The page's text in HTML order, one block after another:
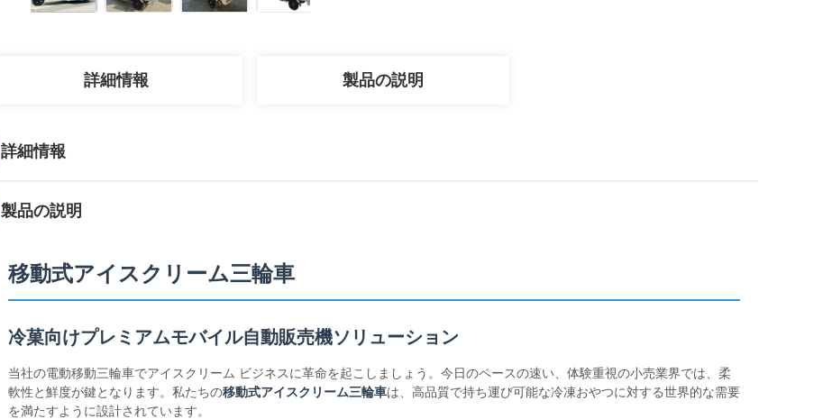
詳細情報 製品の説明
詳細情報
製品の説明
移動式アイスクリーム三輪車
冷菓向けプレミアムモバイル自動販売機ソリューション
当社の電動移動三輪車でアイスクリーム ビジネスに革命を起こしましょう。今日のペースの速い、体験重視の小売業界では、柔
軟性と鮮度が鍵となります。私たちの移動式アイスクリーム三輪車は、高品質で持ち運び可能な冷凍おやつに対する世界的な需要
を満たすように設計されています。